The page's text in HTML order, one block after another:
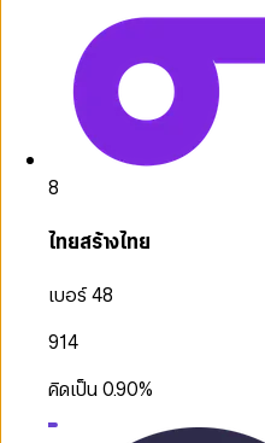
8
ไทยสร้างไทย
เบอร์ 48
914
คิดเป็น0.90%